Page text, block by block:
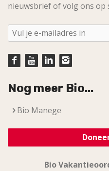
nieuwsbrief of volg ons op
Nog meer Bio...
Bio Manege
Bio